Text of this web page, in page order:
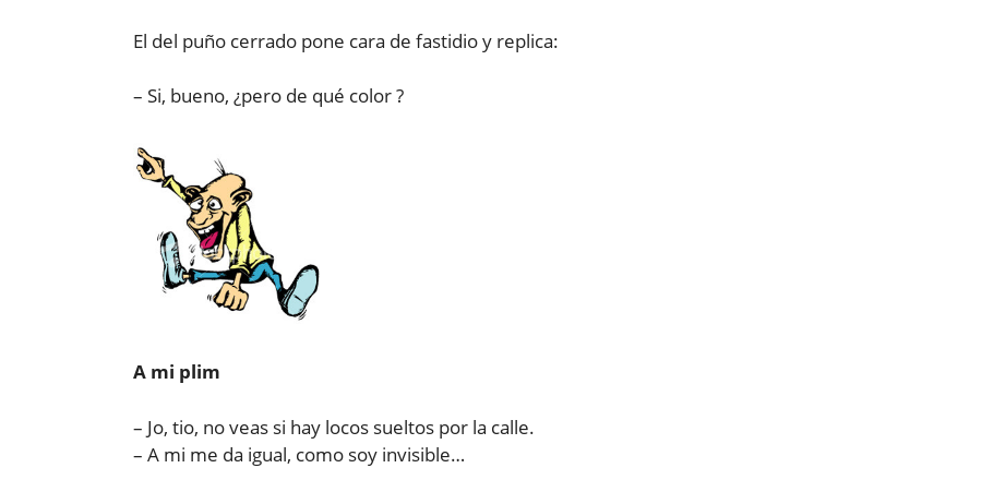
El del puño cerrado pone cara de fastidio y replica:
– Si, bueno, ¿pero de qué color ?
A mi plim
– Jo, tio, no veas si hay locos sueltos por la calle.
– A mi me da igual, como soy invisible…